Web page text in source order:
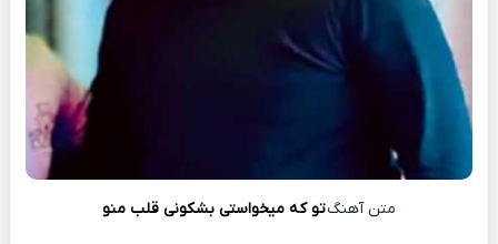
متن آهنگتو که میخواستی بشکونی قلب منو